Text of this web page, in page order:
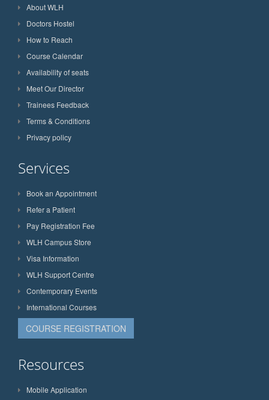
About WLH
Doctors Hostel
How to Reach
Course Calendar
Availability of seats
Meet Our Director
Trainees Feedback
Terms & Conditions
Privacy policy
Services
Book an Appointment
Refer a Patient
Pay Registration Fee
WLH Campus Store
Visa Information
WLH Support Centre
Contemporary Events
International Courses
COURSE REGISTRATION
Resources
Mobile Application